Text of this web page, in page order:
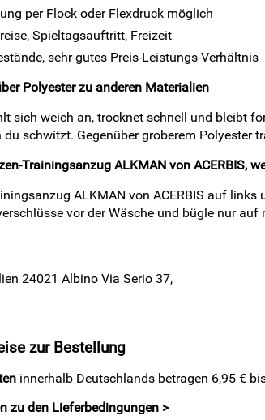
per Flock oder Flexdruck möglich
Spieltagsauftritt, Freizeit
sehr gutes Preis-Leistungs-Verhältnis
Polyester zu anderen Materialien
sich weich an, trocknet schnell und bleibt
schwitzt. Gegenüber groberem Polyester
Trainingsanzug ALKMAN von ACERBIS,
ALKMAN von ACERBIS auf
vor der Wäsche und bügle nur
24021 Albino Via Serio 37,
zur Bestellung
innerhalb Deutschlands betragen 6,95 €
zu den Lieferbedingungen >